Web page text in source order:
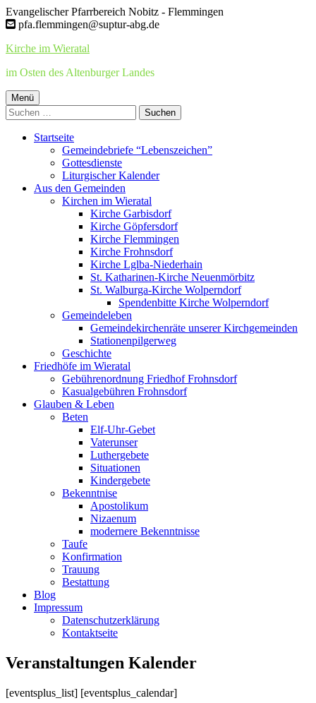
Springe
zum
Evangelischer Pfarrbereich Nobitz - Flemmingen
pfa.flemmingen@suptur-abg.de
Kirche im Wieratal
im Osten des Altenburger Landes
Primäres
Menü
Menü
Suchen
nach:
Startseite
Gemeindebriefe “Lebenszeichen”
Gottesdienste
Liturgischer Kalender
Aus den Gemeinden
Kirchen im Wieratal
Kirche Garbisdorf
Kirche Göpfersdorf
Kirche Flemmingen
Kirche Frohnsdorf
Kirche Lglba-Niederhain
St. Katharinen-Kirche Neuenmörbitz
St. Walburga-Kirche Wolperndorf
Spendenbitte Kirche Wolperndorf
Gemeindeleben
Gemeindekirchenräte unserer Kirchgemeinden
Stationenpilgerweg
Geschichte
Friedhöfe im Wieratal
Gebührenordnung Friedhof Frohnsdorf
Kasualgebühren Frohnsdorf
Glauben & Leben
Beten
Elf-Uhr-Gebet
Vaterunser
Luthergebete
Situationen
Kindergebete
Bekenntnise
Apostolikum
Nizaenum
modernere Bekenntnisse
Taufe
Konfirmation
Trauung
Bestattung
Blog
Impressum
Datenschutzerklärung
Kontaktseite
Veranstaltungen Kalender
[eventsplus_list] [eventsplus_calendar]